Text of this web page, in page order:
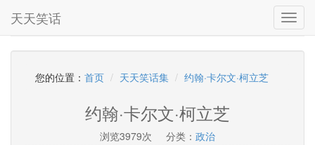
天天笑话
您的位置： 首页 天天笑话集 约翰·卡尔文·柯立芝
约翰·卡尔文·柯立芝
浏览3979次 分类： 政治